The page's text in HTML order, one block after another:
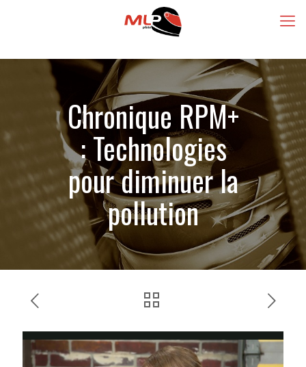
Chronique RPM+
: Technologies
pour diminuer la
pollution